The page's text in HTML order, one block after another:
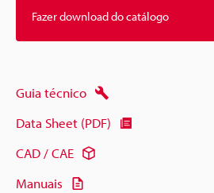
Fazer download do catálogo
Guia técnico
Data Sheet (PDF)
CAD / CAE
Manuais